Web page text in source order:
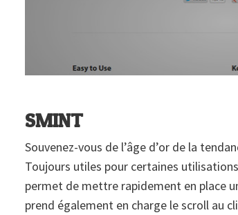
SMINT
Souvenez-vous de l’âge d’or de la
Toujours utiles pour certaines
permet de mettre rapidement en place
prend également en charge le scroll au